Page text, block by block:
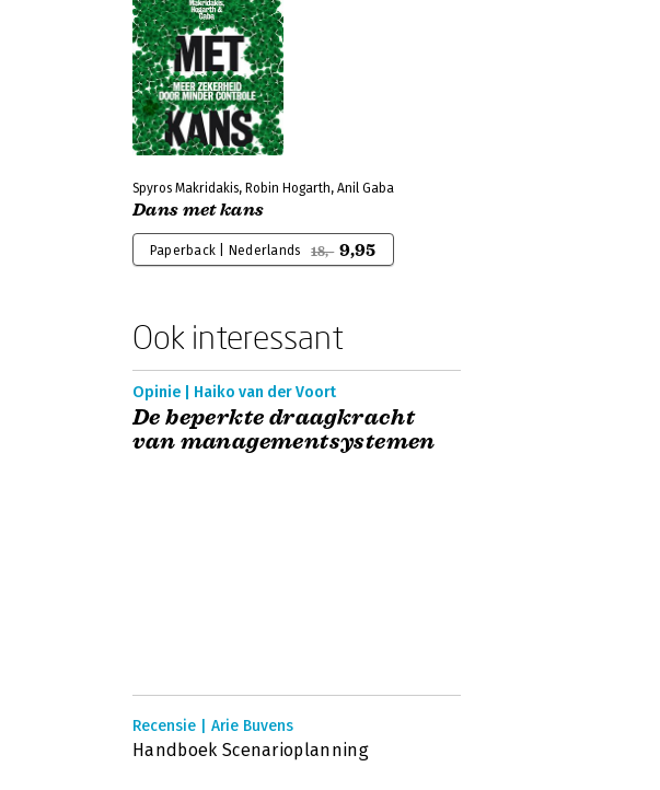
Spyros Makridakis, Robin Hogarth, Anil Gaba
Dans met kans
Paperback | Nederlands 18,- 9,95
Ook interessant
Opinie | Haiko van der Voort
De beperkte draagkracht
van managementsystemen
Recensie | Arie Buvens
Handboek Scenarioplanning